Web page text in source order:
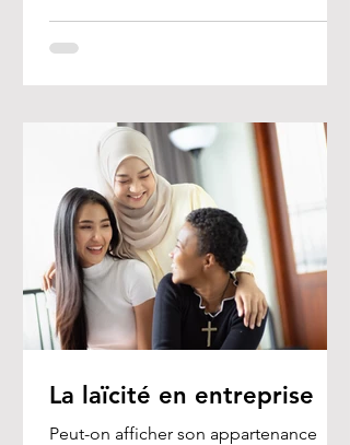
La laïcité en entreprise
Peut-on afficher son appartenance